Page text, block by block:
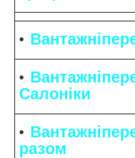
Салоніки
разом